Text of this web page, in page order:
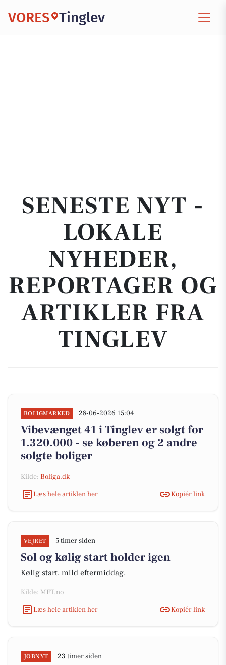
VORES Tinglev
SENESTE NYT -
LOKALE
NYHEDER,
REPORTAGER OG
ARTIKLER FRA
TINGLEV
BOLIGMARKED 28-06-2026 15:04
Vibevænget 41 i Tinglev er solgt for
1.320.000 - se køberen og 2 andre
solgte boliger
Kilde: Boliga.dk
Læs hele artiklen her
Kopiér link
VEJRET 5 timer siden
Sol og kølig start holder igen
Kølig start, mild eftermiddag.
Kilde: MET.no
Læs hele artiklen her
Kopiér link
JOBNYT 23 timer siden